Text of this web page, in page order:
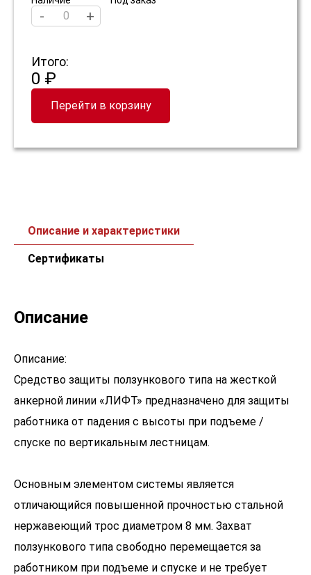
- +
Итого:
0 ₽
Перейти в корзину
Описание и характеристики
Сертификаты
Описание
Описание:
Средство защиты ползункового типа на жесткой
анкерной линии «ЛИФТ» предназначено для защиты
работника от падения с высоты при подъеме /
спуске по вертикальным лестницам.
Основным элементом системы является
отличающийся повышенной прочностью стальной
нержавеющий трос диаметром 8 мм. Захват
ползункового типа свободно перемещается за
работником при подъеме и спуске и не требует